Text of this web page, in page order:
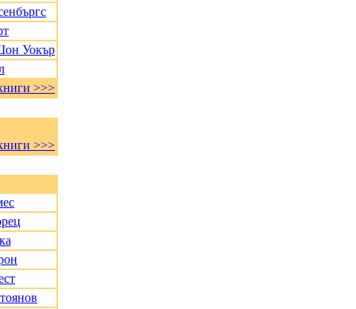
Уокър
>>>
>>>